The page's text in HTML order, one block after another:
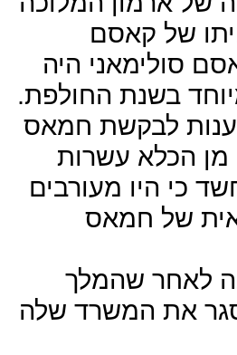
של קאסם
סולימאני היה
בשנת החולפת.
לבקשת חמאס
מן הכלא עשרות
כי היו מעורבים
של חמאס
ירדן לחמאס קיימת כבר 20 שנה לאחר שהמלך
חמאס וסגר את המשרד שלה